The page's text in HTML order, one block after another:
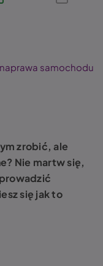
samochodu
zrobić, ale
Nie martw się,
się jak to